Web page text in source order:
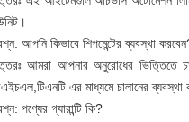
আপনি কিভাবে শিপমেন্টের ব্যবস্থা
আমরা আপনার অনুরোধের ভিত্তিতে
এর মাধ্যমে চালানের ব্যবস্থা
পণ্যের গ্যারান্টি কি?